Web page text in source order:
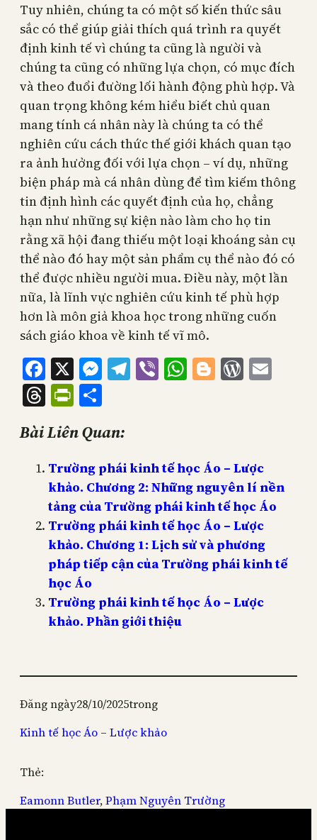
Tuy nhiên, chúng ta có một số kiến thức sâu
sắc có thể giúp giải thích quá trình ra quyết
định kinh tế vì chúng ta cũng là người và
chúng ta cũng có những lựa chọn, có mục đích
và theo đuổi đường lối hành động phù hợp. Và
quan trọng không kém hiểu biết chủ quan
mang tính cá nhân này là chúng ta có thể
nghiên cứu cách thức thế giới khách quan tạo
ra ảnh hưởng đối với lựa chọn – ví dụ, những
biện pháp mà cá nhân dùng để tìm kiếm thông
tin định hình các quyết định của họ, chẳng
hạn như những sự kiện nào làm cho họ tin
rằng xã hội đang thiếu một loại khoáng sản cụ
thể nào đó hay một sản phẩm cụ thể nào đó có
thể được nhiều người mua. Điều này, một lần
nữa, là lĩnh vực nghiên cứu kinh tế phù hợp
hơn là môn giả khoa học trong những cuốn
sách giáo khoa về kinh tế vĩ mô.
Facebook
X Messenger
Telegram
ViberWhatsApp
Blogger
ThreadsPrintFriendly
Bài Liên Quan:
Trường phái kinh tế học Áo – Lược
khảo. Chương 2: Những nguyên lí nền
tảng của Trường phái kinh tế học Áo
Trường phái kinh tế học Áo – Lược
khảo. Chương 1: Lịch sử và phương
pháp tiếp cận của Trường phái kinh tế
học Áo
Trường phái kinh tế học Áo – Lược
khảo. Phần giới thiệu
Đăng ngày28/10/2025trong
Kinh tế học Áo – Lược khảo
Thẻ:
Eamonn Butler, Phạm Nguyên Trường